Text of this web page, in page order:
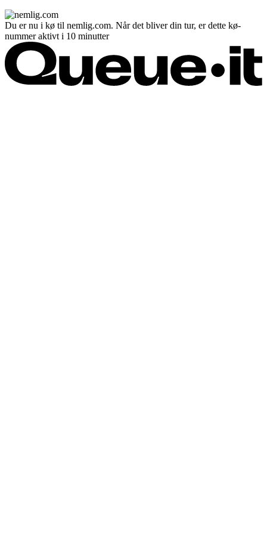
Du er nu i kø til nemlig.com. Når det bliver din tur, er dette kø-
nummer aktivt i 10 minutter